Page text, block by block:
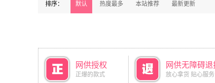
排序： 默认 热度最多 本站推荐 最新更新
网供授权
正爆的款式
网供无障碍退
放心拿货 贴心服务